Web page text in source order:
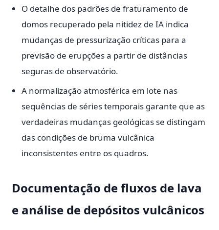
O detalhe dos padrões de fraturamento de
domos recuperado pela nitidez de IA indica
mudanças de pressurização críticas para a
previsão de erupções a partir de distâncias
seguras de observatório.
A normalização atmosférica em lote nas
sequências de séries temporais garante que as
verdadeiras mudanças geológicas se distingam
das condições de bruma vulcânica
inconsistentes entre os quadros.
Documentação de fluxos de lava
e análise de depósitos vulcânicos